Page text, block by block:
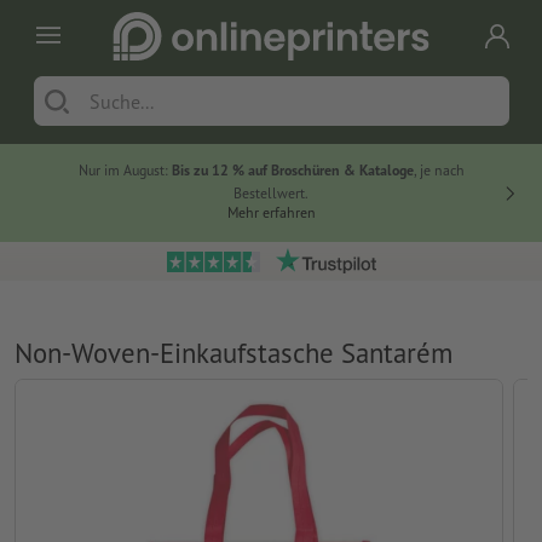
Nur im August: Bis zu 12 % auf Broschüren & Kataloge, je nach
Bestellwert.
Mehr erfahren
Non-Woven-Einkaufstasche Santarém